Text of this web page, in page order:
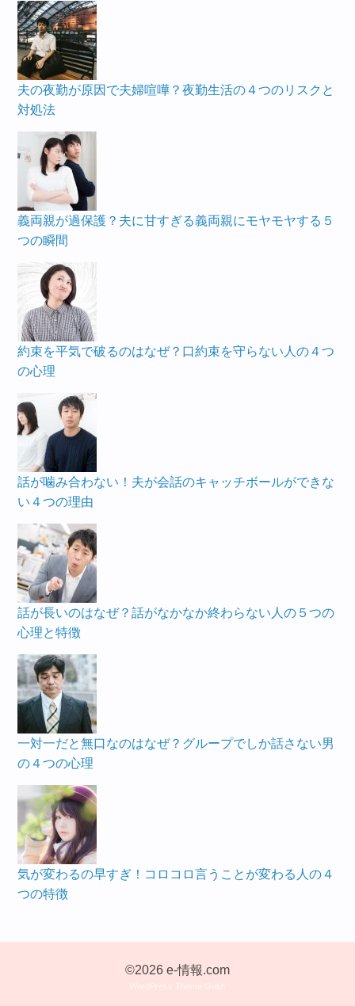
夫の夜勤が原因で夫婦喧嘩？夜勤生活の４つのリスクと
対処法
義両親が過保護？夫に甘すぎる義両親にモヤモヤする５
つの瞬間
約束を平気で破るのはなぜ？口約束を守らない人の４つ
の心理
話が噛み合わない！夫が会話のキャッチボールができな
い４つの理由
話が長いのはなぜ？話がなかなか終わらない人の５つの
心理と特徴
一対一だと無口なのはなぜ？グループでしか話さない男
の４つの心理
気が変わるの早すぎ！コロコロ言うことが変わる人の４
つの特徴
©2026 e-情報.com